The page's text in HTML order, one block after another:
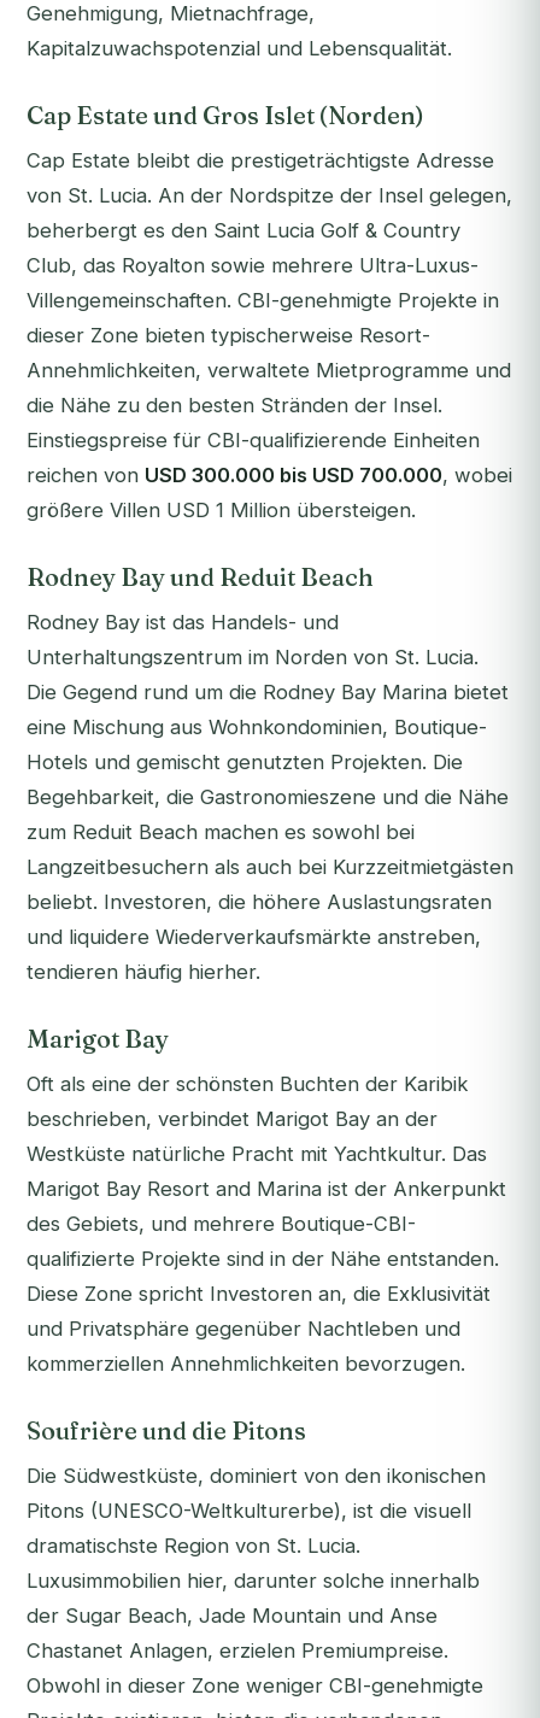
Genehmigung, Mietnachfrage,
Kapitalzuwachspotenzial und Lebensqualität.
Cap Estate und Gros Islet (Norden)
Cap Estate bleibt die prestigeträchtigste Adresse
von St. Lucia. An der Nordspitze der Insel gelegen,
beherbergt es den Saint Lucia Golf & Country
Club, das Royalton sowie mehrere Ultra-Luxus-
Villengemeinschaften. CBI-genehmigte Projekte in
dieser Zone bieten typischerweise Resort-
Annehmlichkeiten, verwaltete Mietprogramme und
die Nähe zu den besten Stränden der Insel.
Einstiegspreise für CBI-qualifizierende Einheiten
reichen von USD 300.000 bis USD 700.000, wobei
größere Villen USD 1 Million übersteigen.
Rodney Bay und Reduit Beach
Rodney Bay ist das Handels- und
Unterhaltungszentrum im Norden von St. Lucia.
Die Gegend rund um die Rodney Bay Marina bietet
eine Mischung aus Wohnkondominien, Boutique-
Hotels und gemischt genutzten Projekten. Die
Begehbarkeit, die Gastronomieszene und die Nähe
zum Reduit Beach machen es sowohl bei
Langzeitbesuchern als auch bei Kurzzeitmietgästen
beliebt. Investoren, die höhere Auslastungsraten
und liquidere Wiederverkaufsmärkte anstreben,
tendieren häufig hierher.
Marigot Bay
Oft als eine der schönsten Buchten der Karibik
beschrieben, verbindet Marigot Bay an der
Westküste natürliche Pracht mit Yachtkultur. Das
Marigot Bay Resort and Marina ist der Ankerpunkt
des Gebiets, und mehrere Boutique-CBI-
qualifizierte Projekte sind in der Nähe entstanden.
Diese Zone spricht Investoren an, die Exklusivität
und Privatsphäre gegenüber Nachtleben und
kommerziellen Annehmlichkeiten bevorzugen.
Soufrière und die Pitons
Die Südwestküste, dominiert von den ikonischen
Pitons (UNESCO-Weltkulturerbe), ist die visuell
dramatischste Region von St. Lucia.
Luxusimmobilien hier, darunter solche innerhalb
der Sugar Beach, Jade Mountain und Anse
Chastanet Anlagen, erzielen Premiumpreise.
Obwohl in dieser Zone weniger CBI-genehmigte